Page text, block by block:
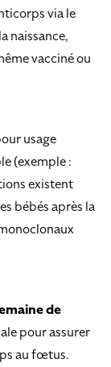
via le
naissance,
vacciné ou
usage
(exemple :
existent
bébés après la
de
pour assurer
au fœtus.